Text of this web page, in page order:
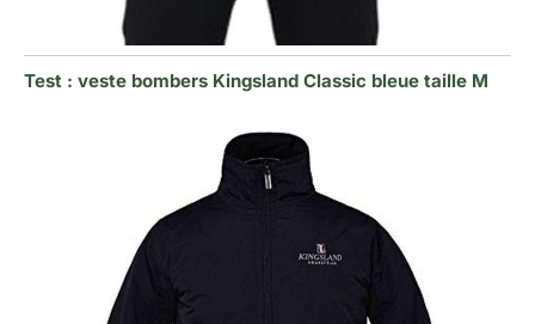
Test : veste bombers Kingsland Classic bleue taille M